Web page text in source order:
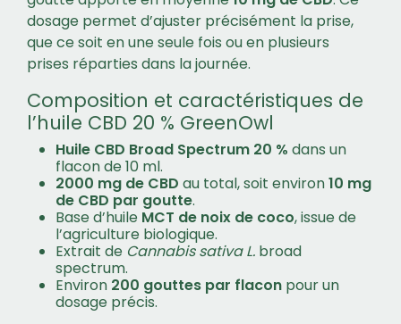
dosage permet d’ajuster précisément la prise,
que ce soit en une seule fois ou en plusieurs
prises réparties dans la journée.
Composition et caractéristiques de
l’huile CBD 20 % GreenOwl
Huile CBD Broad Spectrum 20 % dans un
flacon de 10 ml.
2000 mg de CBD au total, soit environ10 mg
de CBD par goutte.
Base d’huile MCT de noix de coco, issue de
l’agriculture biologique.
Extrait de Cannabis sativa L. broad
spectrum.
Environ 200 gouttes par flacon pour un
dosage précis.